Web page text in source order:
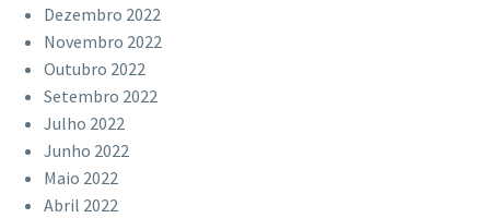
Dezembro 2022
Novembro 2022
Outubro 2022
Setembro 2022
Julho 2022
Junho 2022
Maio 2022
Abril 2022